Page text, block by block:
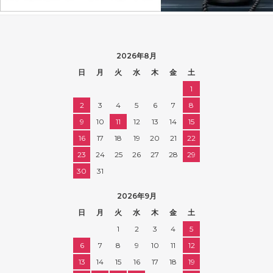
2026年8月
日
月 火 水 木 金
土
1
2
3 4 5 6 7
8
9
10 11 12 13 14
15
16
17 18 19 20 21
22
23
24 25 26 27 28
29
30
31
2026年9月
日
月 火 水 木 金
土
1
2 3 4
5
6
7 8 9 10 11
12
13
14 15 16 17 18
19